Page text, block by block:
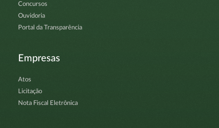
Concursos
Ouvidoria
Portal da Transparência
Empresas
Atos
Licitação
Nota Fiscal Eletrônica